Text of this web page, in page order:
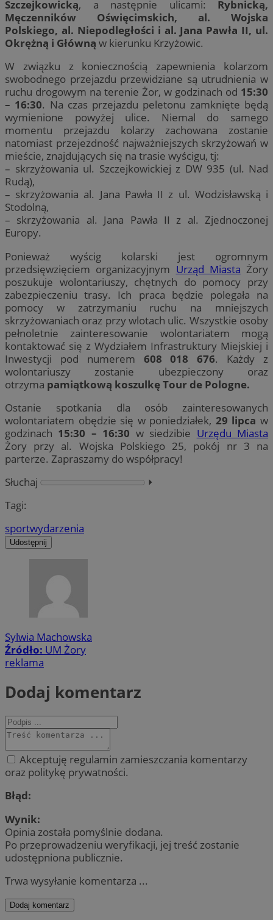
Szczejkowicką, a następnie ulicami: Rybnicką,
Męczenników Oświęcimskich, al. Wojska
Polskiego, al. Niepodległości i al. Jana Pawła II, ul.
Okrężną i Główną w kierunku Krzyżowic.
W związku z koniecznością zapewnienia kolarzom
swobodnego przejazdu przewidziane są utrudnienia w
ruchu drogowym na terenie Żor, w godzinach od 15:30
– 16:30. Na czas przejazdu peletonu zamknięte będą
wymienione powyżej ulice. Niemal do samego
momentu przejazdu kolarzy zachowana zostanie
natomiast przejezdność najważniejszych skrzyżowań w
mieście, znajdujących się na trasie wyścigu, tj:
– skrzyżowania ul. Szczejkowickiej z DW 935 (ul. Nad
Rudą),
– skrzyżowania al. Jana Pawła II z ul. Wodzisławską i
Stodolną,
– skrzyżowania al. Jana Pawła II z al. Zjednoczonej
Europy.
Ponieważ wyścig kolarski jest ogromnym
przedsięwzięciem organizacyjnym Urząd Miasta Żory
poszukuje wolontariuszy, chętnych do pomocy przy
zabezpieczeniu trasy. Ich praca będzie polegała na
pomocy w zatrzymaniu ruchu na mniejszych
skrzyżowaniach oraz przy wlotach ulic. Wszystkie osoby
pełnoletnie zainteresowanie wolontariatem mogą
kontaktować się z Wydziałem Infrastruktury Miejskiej i
Inwestycji pod numerem 608 018 676. Każdy z
wolontariuszy zostanie ubezpieczony oraz
otrzyma pamiątkową koszulkę Tour de Pologne.
Ostanie spotkania dla osób zainteresowanych
wolontariatem obędzie się w poniedziałek, 29 lipca w
godzinach 15:30 – 16:30 w siedzibie Urzędu Miasta
Żory przy al. Wojska Polskiego 25, pokój nr 3 na
parterze. Zapraszamy do współpracy!
Słuchaj
⏵︎
Tagi:
sportwydarzenia
Udostępnij
Sylwia Machowska
Źródło: UM Żory
reklama
Dodaj komentarz
Akceptuję regulamin zamieszczania komentarzy
oraz politykę prywatności.
Błąd:
Wynik:
Opinia została pomyślnie dodana.
Po przeprowadzeniu weryfikacji, jej treść zostanie
udostępniona publicznie.
Trwa wysyłanie komentarza ...
Dodaj komentarz